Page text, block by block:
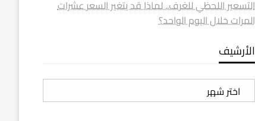
التسعير اللحظي للغرف.. لماذا قد يتغير السعر عشرات
المرات خلال اليوم الواحد؟
الأرشيف
الأرشيف